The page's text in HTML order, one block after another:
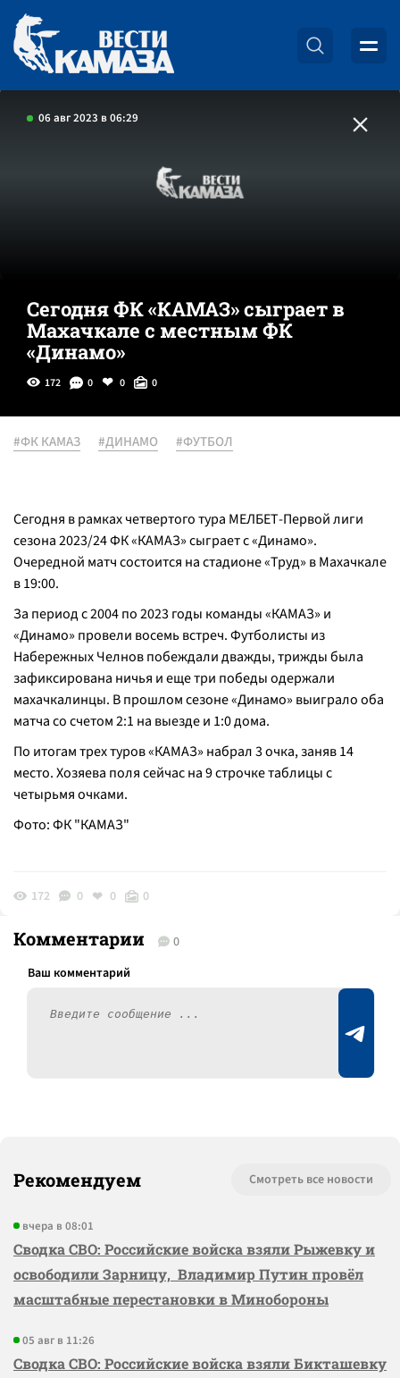
06 авг 2023 в 06:29
Сегодня ФК «КАМАЗ» сыграет в
Махачкале с местным ФК
«Динамо»
172 0 0 0
#ФК КАМАЗ #ДИНАМО #ФУТБОЛ
Сегодня в рамках четвертого тура МЕЛБЕТ-Первой лиги
сезона 2023/24 ФК «КАМАЗ» сыграет с «Динамо».
Очередной матч состоится на стадионе «Труд» в Махачкале
в 19:00.
За период с 2004 по 2023 годы команды «КАМАЗ» и
«Динамо» провели восемь встреч. Футболисты из
Набережных Челнов побеждали дважды, трижды была
зафиксирована ничья и еще три победы одержали
махачкалинцы. В прошлом сезоне «Динамо» выиграло оба
матча со счетом 2:1 на выезде и 1:0 дома.
По итогам трех туров «КАМАЗ» набрал 3 очка, заняв 14
место. Хозяева поля сейчас на 9 строчке таблицы с
четырьмя очками.
Фото: ФК "КАМАЗ"
172 0 0 0
Комментарии 0
Рекомендуем Смотреть все новости
вчера в 08:01
Сводка СВО: Российские войска взяли Рыжевку и
освободили Зарницу, Владимир Путин провёл
масштабные перестановки в Минобороны
05 авг в 11:26
Сводка СВО: Российские войска взяли Бикташевку